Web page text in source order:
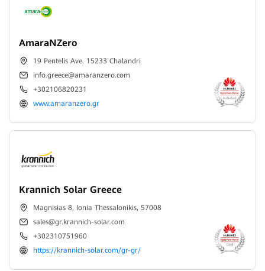
AmaraNZero
19 Pentelis Ave. 15233 Chalandri
info.greece@amaranzero.com
+302106820231
www.amaranzero.gr
Krannich Solar Greece
Magnisias 8, Ionia Thessalonikis, 57008
sales@gr.krannich-solar.com
+302310751960
https://krannich-solar.com/gr-gr/